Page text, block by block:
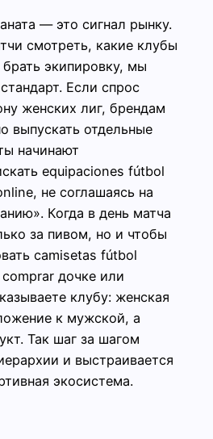
— это сигнал рынку.
смотреть, какие клубы
экипировку, мы
Если спрос
женских лиг, брендам
выпускать отдельные
начинают
equipaciones fútbol
не соглашаясь на
Когда в день матча
за пивом, но и чтобы
camisetas fútbol
дочке или
клубу: женская
к мужской, а
Так шаг за шагом
и выстраивается
экосистема.